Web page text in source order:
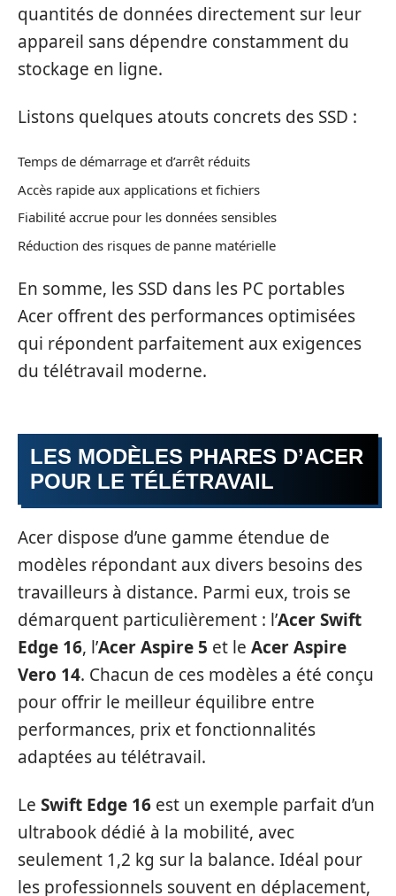
quantités de données directement sur leur
appareil sans dépendre constamment du
stockage en ligne.
Listons quelques atouts concrets des SSD :
Temps de démarrage et d’arrêt réduits
Accès rapide aux applications et fichiers
Fiabilité accrue pour les données sensibles
Réduction des risques de panne matérielle
En somme, les SSD dans les PC portables
Acer offrent des performances optimisées
qui répondent parfaitement aux exigences
du télétravail moderne.
LES MODÈLES PHARES D’ACER
POUR LE TÉLÉTRAVAIL
Acer dispose d’une gamme étendue de
modèles répondant aux divers besoins des
travailleurs à distance. Parmi eux, trois se
démarquent particulièrement : l’Acer Swift
Edge 16, l’Acer Aspire 5 et le Acer Aspire
Vero 14. Chacun de ces modèles a été conçu
pour offrir le meilleur équilibre entre
performances, prix et fonctionnalités
adaptées au télétravail.
Le Swift Edge 16 est un exemple parfait d’un
ultrabook dédié à la mobilité, avec
seulement 1,2 kg sur la balance. Idéal pour
les professionnels souvent en déplacement,